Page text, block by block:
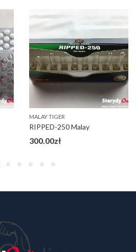
MALAY TIGER
RIPPED-250 Malay
300.00zł